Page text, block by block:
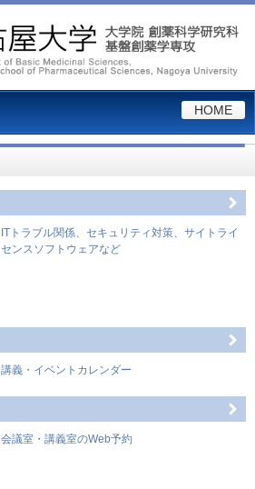
HOME
ITトラブル関係、セキュリティ対策、サイトライ
センスソフトウェアなど
講義・イベントカレンダー
会議室・講義室のWeb予約